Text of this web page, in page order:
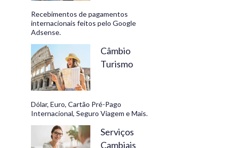
Recebimentos de pagamentos
internacionais feitos pelo Google
Adsense.
Câmbio
Turismo
Dólar, Euro, Cartão Pré-Pago
Internacional, Seguro Viagem e Mais.
Serviços
Cambiais